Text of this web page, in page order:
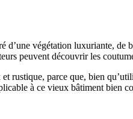
d’une végétation luxuriante, de
peuvent découvrir les
rustique, parce que, bien
à ce vieux bâtiment bien